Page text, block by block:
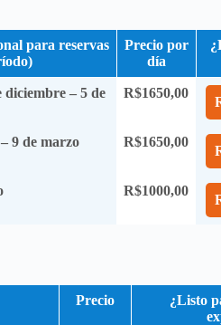
para reservas
Precio por
día
diciembre – 5 de
R$1650,00
9 de marzo R$1650,00
R$1000,00
Precio
¿Listo